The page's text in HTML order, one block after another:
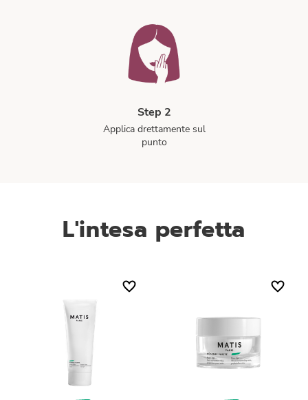
Step 2
Applica drettamente sul
punto
L'intesa perfetta